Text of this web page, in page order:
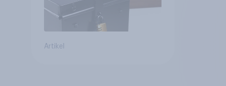
Artikel